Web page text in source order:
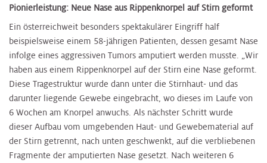
Pionierleistung: Neue Nase aus Rippenknorpel auf Stirn geformt
Ein österreichweit besonders spektakulärer Eingriff half
beispielsweise einem 58-jährigen Patienten, dessen gesamt Nase
infolge eines aggressiven Tumors amputiert werden musste. „Wir
haben aus einem Rippenknorpel auf der Stirn eine Nase geformt.
Diese Tragestruktur wurde dann unter die Stirnhaut- und das
darunter liegende Gewebe eingebracht, wo dieses im Laufe von
6 Wochen am Knorpel anwuchs. Als nächster Schritt wurde
dieser Aufbau vom umgebenden Haut- und Gewebematerial auf
der Stirn getrennt, nach unten geschwenkt, auf die verbliebenen
Fragmente der amputierten Nase gesetzt. Nach weiteren 6